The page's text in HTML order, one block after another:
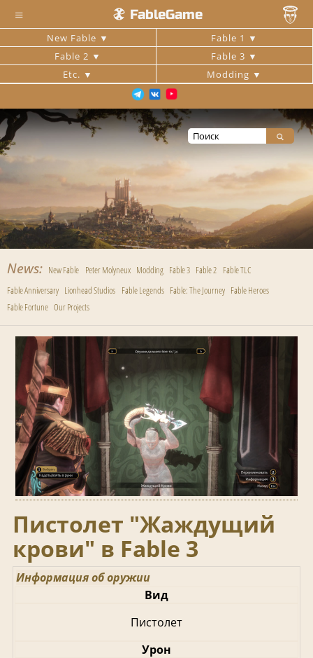
≡ FableGame
New Fable
Fable 1
Fable 2
Fable 3
Etc.
Modding
News New Fable Peter Molyneux Modding Fable 3 Fable 2 Fable TLC
Fable Anniversary Lionhead Studios Fable Legends Fable: The Journey Fable Heroes
Fable Fortune Our Projects
Пистолет "Жаждущий
крови" в Fable 3
Информация об оружии
Вид
Пистолет
Урон